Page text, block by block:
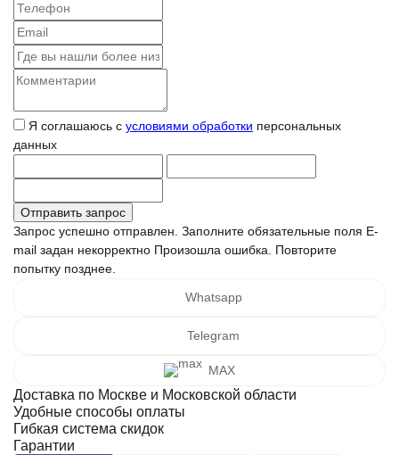
Я соглашаюсь с условиями обработки персональных
данных
Запрос успешно отправлен. Заполните обязательные поля E-
mail задан некорректно Произошла ошибка. Повторите
попытку позднее.
Whatsapp
Telegram
MAX
Доставка по Москве и Московской области
Удобные способы оплаты
Гибкая система скидок
Гарантии